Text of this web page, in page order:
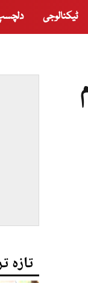
ٹیکنالوجی
تازہ